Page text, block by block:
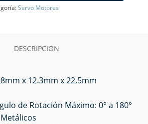
Servo Motores
DESCRIPCION
x 12.3mm x 22.5mm
de Rotación Máximo: 0° a 180°